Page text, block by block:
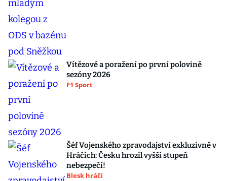
Vítězové a poražení po první polovině
sezóny 2026
F1 Sport
Šéf Vojenského zpravodajství exkluzivně v
Hráčích: Česku hrozil vyšší stupeň
nebezpečí!
Blesk hráči